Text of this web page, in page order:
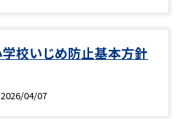
校いじめ防止基本方針
2026/04/07